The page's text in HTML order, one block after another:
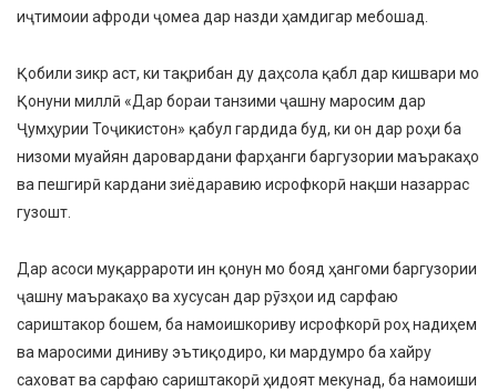
иҷтимоии афроди ҷомеа дар назди ҳамдигар мебошад.
Қобили зикр аст, ки тақрибан ду даҳсола қабл дар кишвари мо
Қонуни миллӣ «Дар бораи танзими ҷашну маросим дар
Ҷумҳурии Тоҷикистон» қабул гардида буд, ки он дар роҳи ба
низоми муайян даровардани фарҳанги баргузории маъракаҳо
ва пешгирӣ кардани зиёдаравию исрофкорӣ нақши назаррас
гузошт.
Дар асоси муқаррароти ин қонун мо бояд ҳангоми баргузории
ҷашну маъракаҳо ва хусусан дар рӯзҳои ид сарфаю
сариштакор бошем, ба намоишкориву исрофкорӣ роҳ надиҳем
ва маросими диниву эътиқодиро, ки мардумро ба хайру
саховат ва сарфаю сариштакорӣ ҳидоят мекунад, ба намоиши